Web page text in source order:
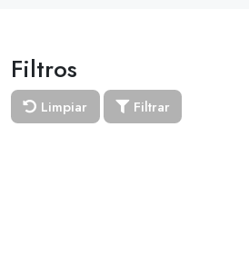
Filtros
Limpiar Filtrar